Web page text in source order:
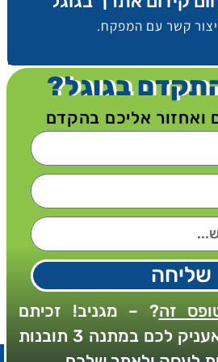
קשר עם המפקח.
בגוגל?
ואחזור אליכם בהקדם
שליחה
זה? – מגניב! זכיתם
בשיחת טלפון בה אעניק לכם במתנה 3 תובנות